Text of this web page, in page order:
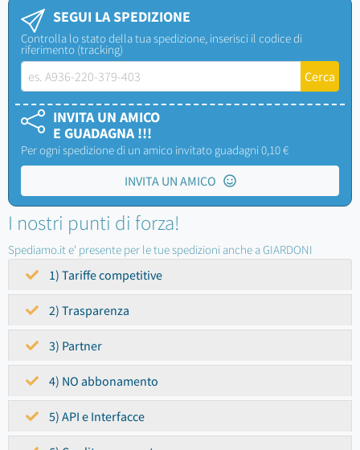
SEGUI LA SPEDIZIONE
Controlla lo stato della tua spedizione, inserisci il codice di
riferimento (tracking)
INVITA UN AMICO
E GUADAGNA !!!
Per ogni spedizione di un amico invitato guadagni 0,10 €
INVITA UN AMICO
I nostri punti di forza!
Spediamo.it e' presente per le tue spedizioni anche a GIARDONI
1) Tariffe competitive
2) Trasparenza
3) Partner
4) NO abbonamento
5) API e Interfacce